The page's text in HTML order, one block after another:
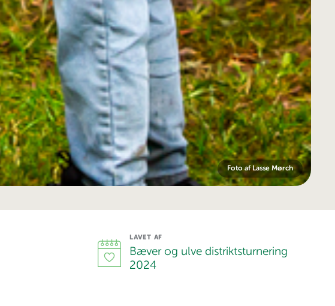
Foto af Lasse Mørch
LAVET AF
Bæver og ulve distriktsturnering
2024